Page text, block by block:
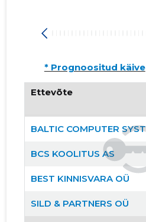
* Prognoositud käive
Ettevõte
BCS KOOLITUS AS
BEST KINNISVARA OÜ
SILD & PARTNERS OÜ